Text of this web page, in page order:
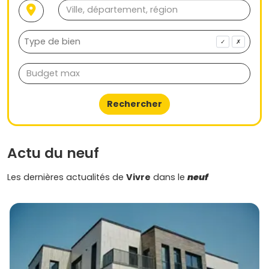
✓ ✗
Rechercher
Actu du neuf
Les dernières actualités de Vivre dans le neuf